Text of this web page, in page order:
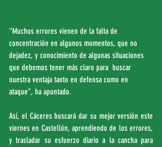
“Muchos errores vienen de la falta de
concentración en algunos momentos, que no
dejadez, y conocimiento de algunas situaciones
que debemos tener más claro para  buscar
nuestra ventaja tanto en defensa como en
ataque”, ha apuntado.
Así, el Cáceres buscará dar su mejor versión este
viernes en Castellón, aprendiendo de los errores,
y trasladar su esfuerzo diario a la cancha para